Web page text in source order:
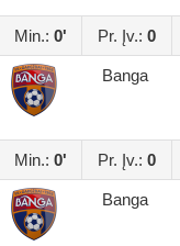
Min.: 0' Pr. Įv.: 0
Banga
Min.: 0' Pr. Įv.: 0
Banga